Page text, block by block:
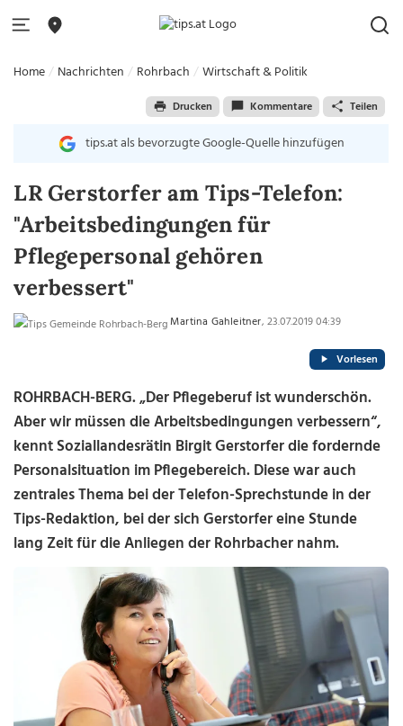
Home Nachrichten Rohrbach Wirtschaft & Politik
Drucken Kommentare Teilen
tips.at als bevorzugte Google-Quelle hinzufügen
LR Gerstorfer am Tips-Telefon:
"Arbeitsbedingungen für
Pflegepersonal gehören
verbessert"
Martina Gahleitner, 23.07.2019 04:39
Vorlesen
ROHRBACH-BERG. „Der Pflegeberuf ist wunderschön.
Aber wir müssen die Arbeitsbedingungen verbessern“,
kennt Soziallandesrätin Birgit Gerstorfer die fordernde
Personalsituation im Pflegebereich. Diese war auch
zentrales Thema bei der Telefon-Sprechstunde in der
Tips-Redaktion, bei der sich Gerstorfer eine Stunde
lang Zeit für die Anliegen der Rohrbacher nahm.